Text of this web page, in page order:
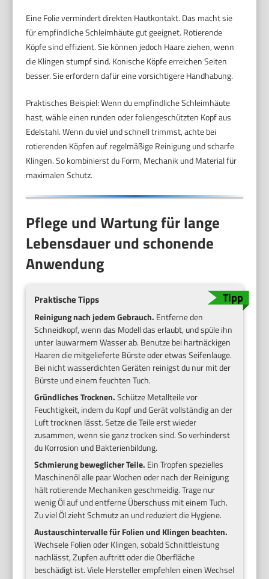
Eine Folie vermindert direkten Hautkontakt. Das macht sie
für empfindliche Schleimhäute gut geeignet. Rotierende
Köpfe sind effizient. Sie können jedoch Haare ziehen, wenn
die Klingen stumpf sind. Konische Köpfe erreichen Seiten
besser. Sie erfordern dafür eine vorsichtigere Handhabung.
Praktisches Beispiel: Wenn du empfindliche Schleimhäute
hast, wähle einen runden oder foliengeschützten Kopf aus
Edelstahl. Wenn du viel und schnell trimmst, achte bei
rotierenden Köpfen auf regelmäßige Reinigung und scharfe
Klingen. So kombinierst du Form, Mechanik und Material für
maximalen Schutz.
Pflege und Wartung für lange
Lebensdauer und schonende
Anwendung
Praktische Tipps
Reinigung nach jedem Gebrauch. Entferne den
Schneidkopf, wenn das Modell das erlaubt, und spüle ihn
unter lauwarmem Wasser ab. Benutze bei hartnäckigen
Haaren die mitgelieferte Bürste oder etwas Seifenlauge.
Bei nicht wasserdichten Geräten reinigst du nur mit der
Bürste und einem feuchten Tuch.
Gründliches Trocknen.Schütze Metallteile vor
Feuchtigkeit, indem du Kopf und Gerät vollständig an der
Luft trocknen lässt. Setze die Teile erst wieder
zusammen, wenn sie ganz trocken sind. So verhinderst
du Korrosion und Bakterienbildung.
Schmierung beweglicher Teile. Ein Tropfen spezielles
Maschinenöl alle paar Wochen oder nach der Reinigung
hält rotierende Mechaniken geschmeidig. Trage nur
wenig Öl auf und entferne Überschuss mit einem Tuch.
Zu viel Öl zieht Schmutz an und reduziert die Hygiene.
Austauschintervalle für Folien und Klingen beachten.
Wechsele Folien oder Klingen, sobald Schnittleistung
nachlässt, Zupfen auftritt oder die Oberfläche
beschädigt ist. Viele Hersteller empfehlen einen Wechsel